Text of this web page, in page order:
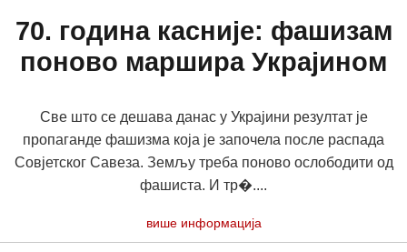
70. година касније: фашизам
поново маршира Украјином
Све што се дешава данас у Украјини резултат је
пропаганде фашизма која је започела после распада
Совјетског Савеза. Земљу треба поново ослободити од
фашиста. И тр�....
више информација